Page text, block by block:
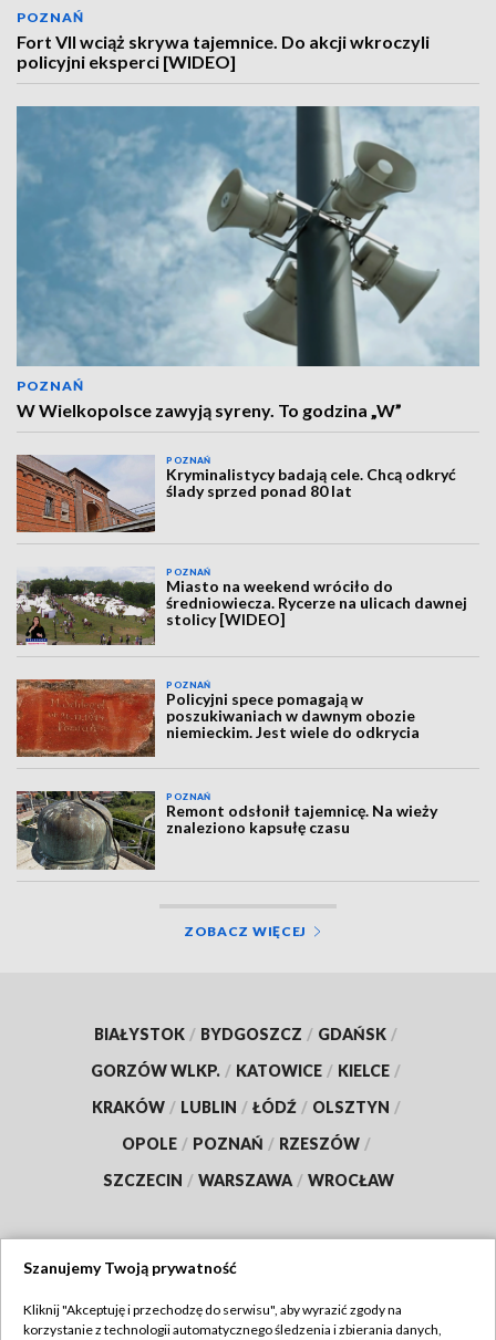
POZNAŃ
Fort VII wciąż skrywa tajemnice. Do akcji wkroczyli
policyjni eksperci [WIDEO]
POZNAŃ
W Wielkopolsce zawyją syreny. To godzina „W”
POZNAŃ
Kryminalistycy badają cele. Chcą odkryć
ślady sprzed ponad 80 lat
POZNAŃ
Miasto na weekend wróciło do
średniowiecza. Rycerze na ulicach dawnej
stolicy [WIDEO]
POZNAŃ
Policyjni spece pomagają w
poszukiwaniach w dawnym obozie
niemieckim. Jest wiele do odkrycia
POZNAŃ
Remont odsłonił tajemnicę. Na wieży
znaleziono kapsułę czasu
ZOBACZ WIĘCEJ
BIAŁYSTOK / BYDGOSZCZ / GDAŃSK /
GORZÓW WLKP. / KATOWICE / KIELCE /
KRAKÓW / LUBLIN / ŁÓDŹ / OLSZTYN /
OPOLE / POZNAŃ / RZESZÓW /
SZCZECIN / WARSZAWA / WROCŁAW
TVP
Szanujemy Twoją prywatność
Kliknij "Akceptuję i przechodzę do serwisu", aby wyrazić zgody na
korzystanie z technologii automatycznego śledzenia i zbierania danych,